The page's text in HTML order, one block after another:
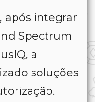
após integrar
Spectrum
a
soluções